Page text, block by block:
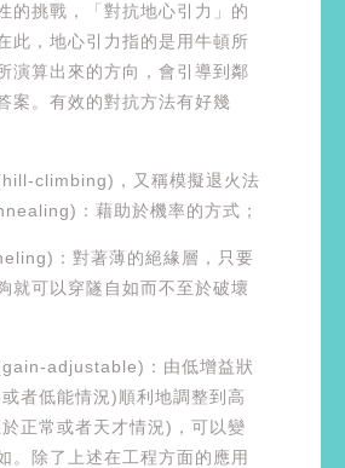
的挑戰，「對抗地心引力」的
此，地心引力指的是用牛頓所
演算出來的方向，會引導到鄰
案。有效的對抗方法有好幾
climbing)，又稱模擬退火法
：藉助於機率的方式；
：對著薄的絕緣層，只要
就可以穿隧自如而不至於破壞
adjustable)：由低增益狀
者低能情況)順利地調整到高
正常或者天才情況)，可以變
。除了上述在工程方面的應用